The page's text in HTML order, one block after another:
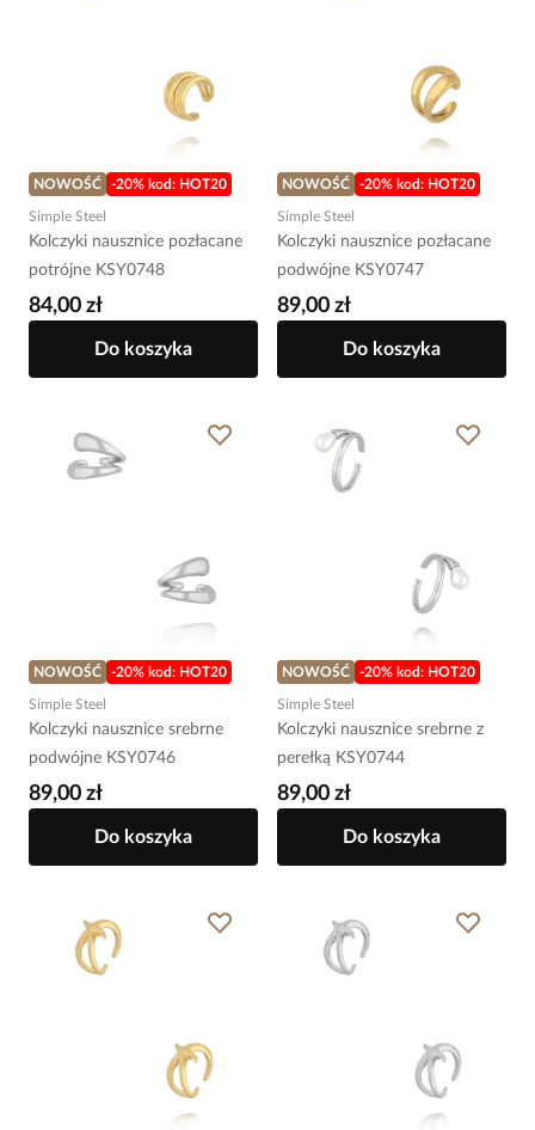
NOWOŚĆ -20% kod: HOT20
Simple Steel
Kolczyki nausznice pozłacane
potrójne KSY0748
84,00 zł
Do koszyka
NOWOŚĆ -20% kod: HOT20
Simple Steel
Kolczyki nausznice pozłacane
podwójne KSY0747
89,00 zł
Do koszyka
NOWOŚĆ -20% kod: HOT20
Simple Steel
Kolczyki nausznice srebrne
podwójne KSY0746
89,00 zł
Do koszyka
NOWOŚĆ -20% kod: HOT20
Simple Steel
Kolczyki nausznice srebrne z
perełką KSY0744
89,00 zł
Do koszyka